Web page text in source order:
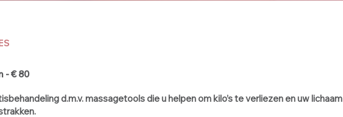
- € 80
d.m.v. massagetools die u helpen om kilo’s te verliezen en uw lichaam